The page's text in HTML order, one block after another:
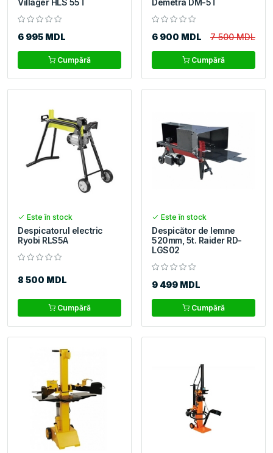
6 995 MDL
Cumpără
6 900 MDL 7 500 MDL
Cumpără
Este în stock
Despicatorul electric
Ryobi RLS5A
8 500 MDL
Cumpără
Este în stock
Despicător de lemne
520mm, 5t. Raider RD-
LGS02
9 499 MDL
Cumpără